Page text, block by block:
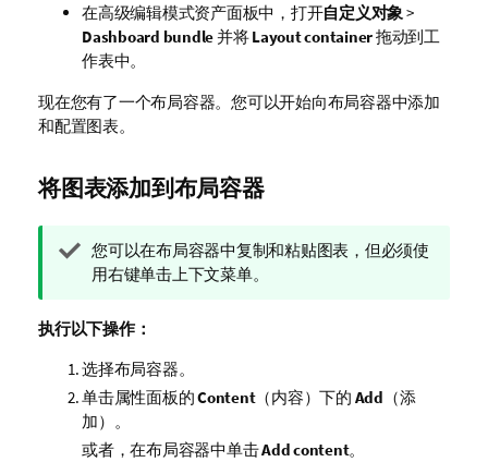
在高级编辑模式资产面板中，打开自定义对象 >
Dashboard bundle并将Layout container拖动到工
作表中。
现在您有了一个布局容器。您可以开始向布局容器中添加
和配置图表。
将图表添加到布局容器
提
示
释
您可以在布局容器中复制和粘贴图表，但必须使
用右键单击上下文菜单。
执行以下操作：
选择布局容器。
单击属性面板的Content（内容）下的 Add （添
加）。
或者，在布局容器中单击Add content。